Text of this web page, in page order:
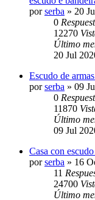
porserba » 20
0
12270
Último
20 Jul
Escudo de
porserba » 09
0
11870
Último
09 Jul
Casa con
porserba » 16
11
24700
Último